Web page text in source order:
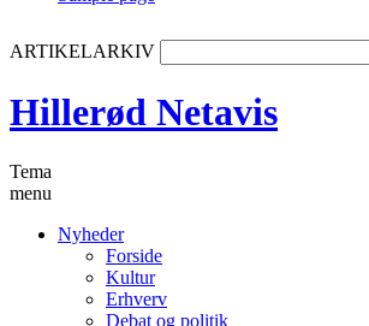
ARTIKELARKIV
Hillerød Netavis
Tema
menu
Nyheder
Forside
Kultur
Erhverv
Debat og politik